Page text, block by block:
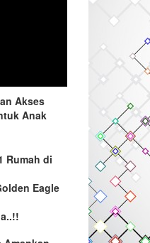
Akses
Anak
Rumah di
Eagle